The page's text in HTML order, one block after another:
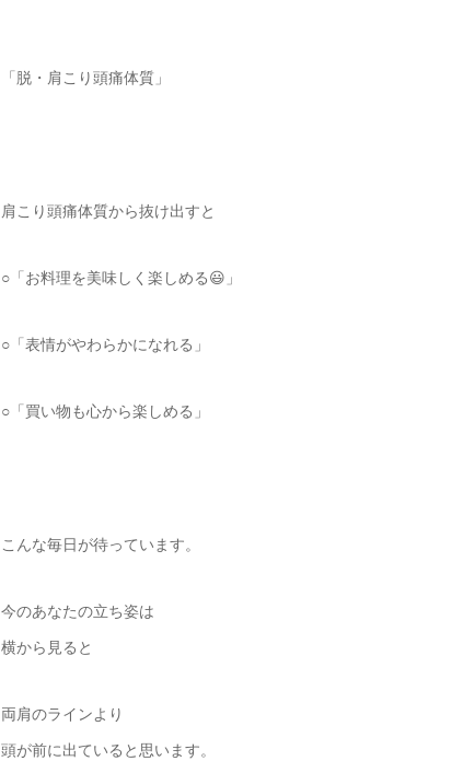
「脱・肩こり頭痛体質」
肩こり頭痛体質から抜け出すと
○「お料理を美味しく楽しめる😃」
○「表情がやわらかになれる」
○「買い物も心から楽しめる」
こんな毎日が待っています。
今のあなたの立ち姿は
横から見ると
両肩のラインより
頭が前に出ていると思います。